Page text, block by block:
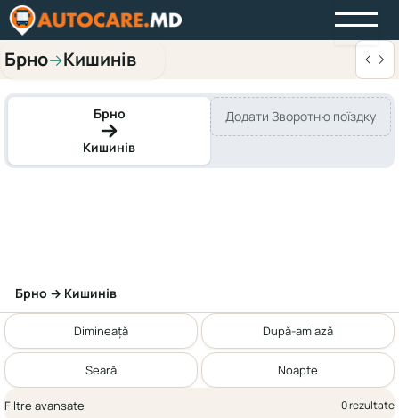
Брно→Кишинів
Брно
Кишинів
Додати Зворотню поїздку
Брно → Кишинів
Dimineață După-amiază
Seară Noapte
Filtre avansate 0 rezultate